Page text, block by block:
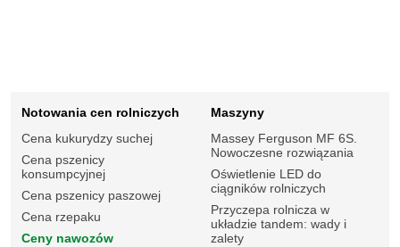
Notowania cen rolniczych
Cena kukurydzy suchej
Cena pszenicy
konsumpcyjnej
Cena pszenicy paszowej
Cena rzepaku
Ceny nawozów
Maszyny
Massey Ferguson MF 6S.
Nowoczesne rozwiązania
Oświetlenie LED do
ciągników rolniczych
Przyczepa rolnicza w
układzie tandem: wady i
zalety